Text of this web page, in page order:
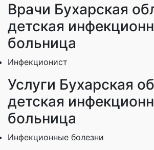
Врачи Бухарская
детская
больница
Инфекционист
Услуги Бухарская
детская
больница
Инфекционные болезни